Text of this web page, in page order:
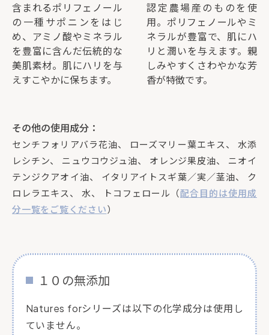
含まれるポリフェノール
の一種サポニンをはじ
め、アミノ酸やミネラル
を豊富に含んだ伝統的な
美肌素材。肌にハリを与
えすこやかに保ちます。
認定農場産のものを使
用。ポリフェノールやミ
ネラルが豊富で、肌にハ
リと潤いを与えます。親
しみやすくさわやかな芳
香が特徴です。
その他の使用成分：
センチフォリアバラ花油、 ローズマリー葉エキス、 水添
レシチン、 ニュウコウジュ油、 オレンジ果皮油、 ニオイ
テンジクアオイ油、 イタリアイトスギ葉／実／茎油、 ク
ロレラエキス、 水、 トコフェロール（配合目的は使用成
分一覧をご覧ください）
１０の無添加
Natures forシリーズは以下の化学成分は使用し
ていません。